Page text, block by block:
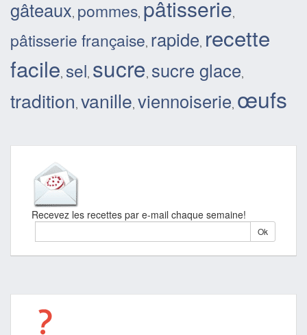
gâteaux, pommes, pâtisserie,
pâtisserie française, rapide, recette
facile, sel, sucre, sucre glace,
tradition, vanille, viennoiserie, œufs
Recevez les recettes par e-mail chaque semaine!